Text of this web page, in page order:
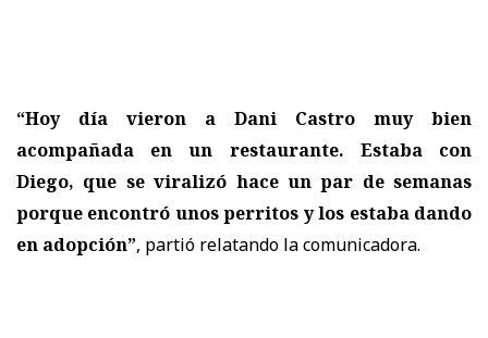
“Hoy día vieron a Dani Castro muy bien
acompañada en un restaurante. Estaba con
Diego, que se viralizó hace un par de semanas
porque encontró unos perritos y los estaba dando
en adopción”, partió relatando la comunicadora.